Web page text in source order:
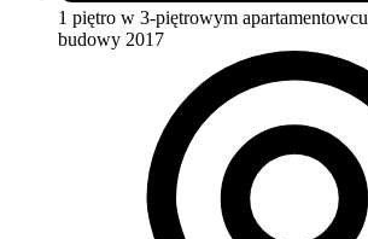
1 piętro w 3-piętrowym apartamentowcu
budowy 2017